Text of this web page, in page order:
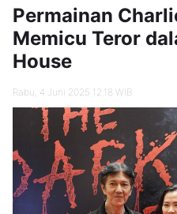
Permainan
Memicu Teror
House
Rabu, 4 Juni 2025 12.18 WIB